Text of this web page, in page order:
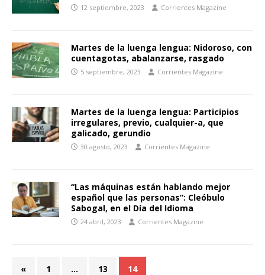
12 septiembre, 2023 Corrientes Magazine
Martes de la luenga lengua: Nidoroso, con
cuentagotas, abalanzarse, rasgado
5 septiembre, 2023 Corrientes Magazine
Martes de la luenga lengua: Participios
irregulares, previo, cualquier-a, que
galicado, gerundio
30 agosto, 2023 Corrientes Magazine
“Las máquinas están hablando mejor
español que las personas”: Cleóbulo
Sabogal, en el Día del Idioma
24 abril, 2023 Corrientes Magazine
« 1 … 13 14